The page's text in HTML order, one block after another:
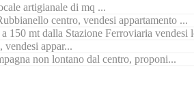
artigianale di mq ...
centro, vendesi appartamento ...
a 150 mt dalla Stazione Ferroviaria vendesi
appar...
non lontano dal centro, proponi...